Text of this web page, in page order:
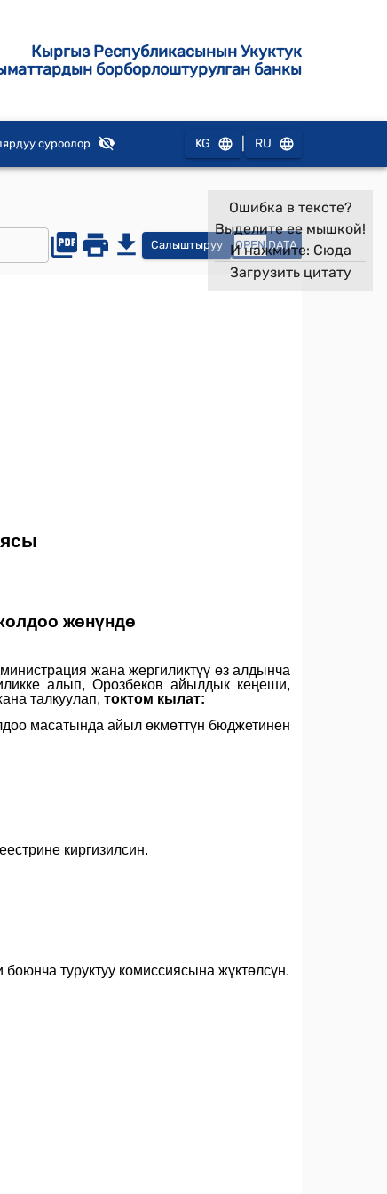
Кыргыз Республикасынын Укуктук
борборлоштурулган банкы
суроолор KG RU
Салыштыруу OPEN DATA
Ошибка в тексте?
Выделите ее мышкой!
И нажмите: Сюда
Загрузить цитату